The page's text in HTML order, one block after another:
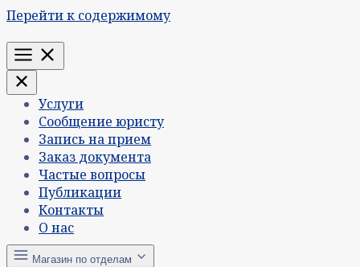
Перейти к содержимому
Меню
Услуги
Сообщение юристу
Запись на прием
Заказ документа
Частые вопросы
Публикации
Контакты
О нас
Магазин по отделам